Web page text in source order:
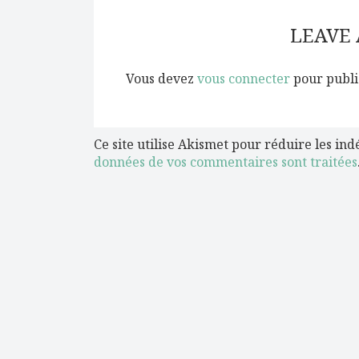
LEAVE
Vous devez vous connecterpour
Ce site utilise Akismet pour réduire les
données de vos commentaires sont traitées